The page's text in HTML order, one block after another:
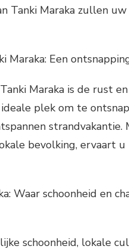
Tanki Maraka zullen
Maraka: Een
Maraka is de rust
plek om te
strandvakantie.
bevolking, ervaart
Waar schoonheid en
schoonheid, lokale